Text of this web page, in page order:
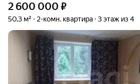
2 600 000 ₽
50,3 м² 2-комн. квартира 3 этаж из 4